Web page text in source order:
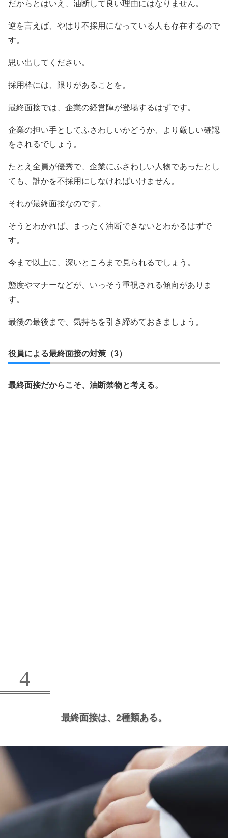
だからとはいえ、油断して良い理由にはなりません。
逆を言えば、やはり不採用になっている人も存在するので
す。
思い出してください。
採用枠には、限りがあることを。
最終面接では、企業の経営陣が登場するはずです。
企業の担い手としてふさわしいかどうか、より厳しい確認
をされるでしょう。
たとえ全員が優秀で、企業にふさわしい人物であったとし
ても、誰かを不採用にしなければいけません。
それが最終面接なのです。
そうとわかれば、まったく油断できないとわかるはずで
す。
今まで以上に、深いところまで見られるでしょう。
態度やマナーなどが、いっそう重視される傾向がありま
す。
最後の最後まで、気持ちを引き締めておきましょう。
役員による最終面接の対策（3）
最終面接だからこそ、油断禁物と考える。
4
最終面接は、 2種類ある。